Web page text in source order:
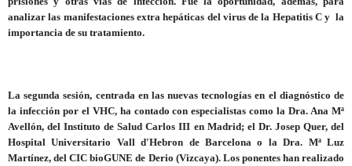
analizar las manifestaciones extra hepáticas del virus de la Hepatitis C y la
importancia de su tratamiento.
La segunda sesión, centrada en las nuevas tecnologías en el diagnóstico de
la infección por el VHC, ha contado con especialistas como la Dra. Ana Mª
Avellón, del Instituto de Salud Carlos III en Madrid; el Dr. Josep Quer, del
Hospital Universitario Vall d'Hebron de Barcelona o la Dra. Mª Luz
Martínez, del CIC bioGUNE de Derio (Vizcaya). Los ponentes han realizado